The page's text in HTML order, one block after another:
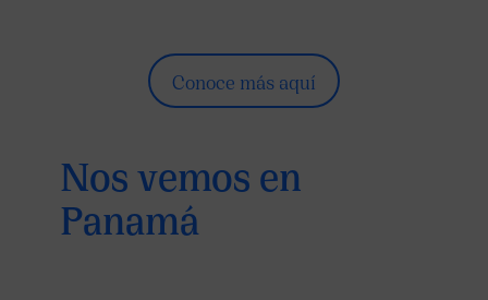
Conoce más aquí
Nos vemos en
Panamá